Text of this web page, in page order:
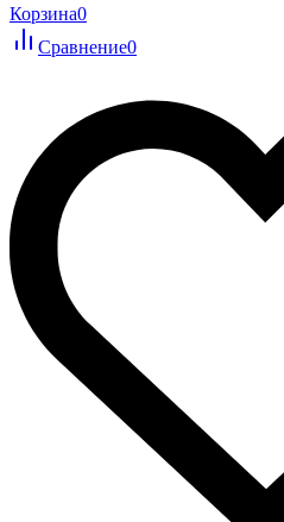
Корзина0
Сравнение0